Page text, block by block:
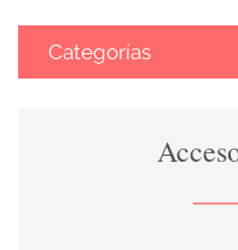
Categorías